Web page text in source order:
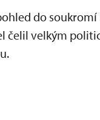
do
čelil velkým